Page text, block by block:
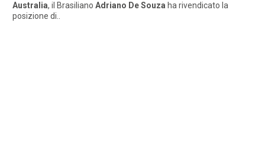
Australia, il Brasiliano Adriano De Souza ha rivendicato la
posizione di..